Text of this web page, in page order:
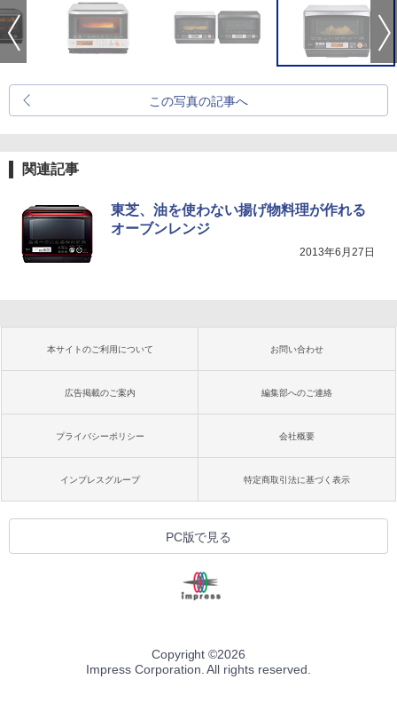
この写真の記事へ
関連記事
東芝、油を使わない揚げ物料理が作れる
オーブンレンジ
2013年6月27日
本サイトのご利用について お問い合わせ
広告掲載のご案内 編集部へのご連絡
プライバシーポリシー 会社概要
インプレスグループ 特定商取引法に基づく表示
PC版で見る
Copyright ©2026
Impress Corporation. All rights reserved.